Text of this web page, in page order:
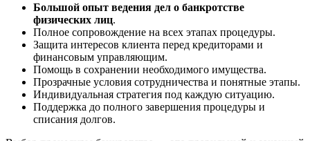
Большой опыт ведения дел о банкротстве
физических лиц.
Полное сопровождение на всех этапах процедуры.
Защита интересов клиента перед кредиторами и
финансовым управляющим.
Помощь в сохранении необходимого имущества.
Прозрачные условия сотрудничества и понятные этапы.
Индивидуальная стратегия под каждую ситуацию.
Поддержка до полного завершения процедуры и
списания долгов.